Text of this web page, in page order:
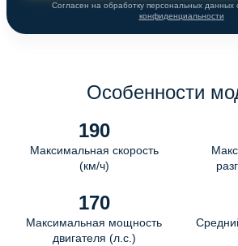
Согласен на обработку персональных данных
конфиденциальности
Особенности
190
Максимальная скорость
(км/ч)
170
Максимальная мощность
двигателя (л.с.)